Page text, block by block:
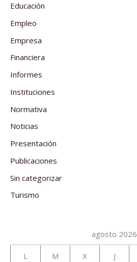
Educación
Empleo
Empresa
Financiera
Informes
Instituciones
Normativa
Noticias
Presentación
Publicaciones
Sin categorizar
Turismo
agosto 2026
L M X J